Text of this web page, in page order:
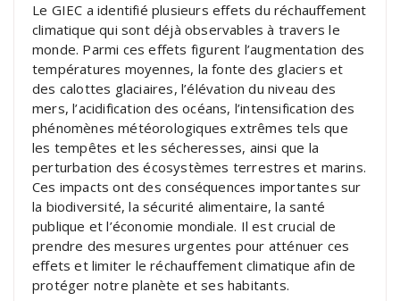
Le GIEC a identifié plusieurs effets du réchauffement
climatique qui sont déjà observables à travers le
monde. Parmi ces effets figurent l’augmentation des
températures moyennes, la fonte des glaciers et
des calottes glaciaires, l’élévation du niveau des
mers, l’acidification des océans, l’intensification des
phénomènes météorologiques extrêmes tels que
les tempêtes et les sécheresses, ainsi que la
perturbation des écosystèmes terrestres et marins.
Ces impacts ont des conséquences importantes sur
la biodiversité, la sécurité alimentaire, la santé
publique et l’économie mondiale. Il est crucial de
prendre des mesures urgentes pour atténuer ces
effets et limiter le réchauffement climatique afin de
protéger notre planète et ses habitants.